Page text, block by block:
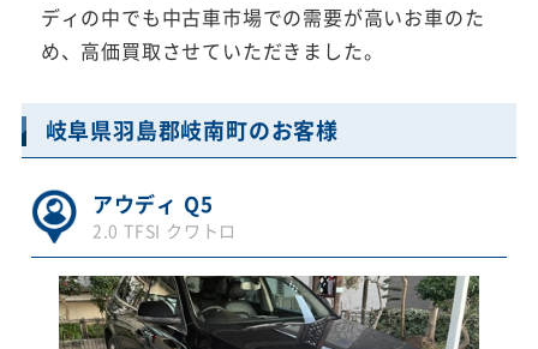
ディの中でも中古車市場での需要が高いお車のた
め、高価買取させていただきました。
岐阜県羽島郡岐南町のお客様
アウディ Q5
2.0 TFSI クワトロ